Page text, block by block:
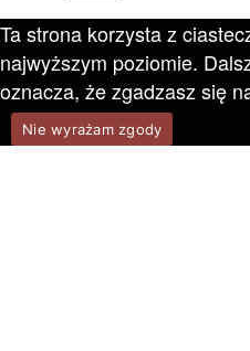
Ta strona korzysta z
najwyższym poziomie.
oznacza, że zgadzasz się
Nie wyrażam zgody